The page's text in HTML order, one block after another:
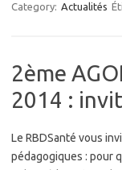
Category: Actualités
2ème
2014 :
Le RBDSanté vous
pédagogiques : pour